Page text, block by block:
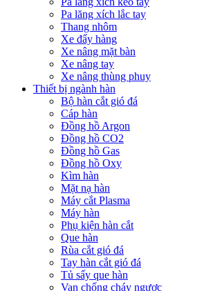
Pa lăng xích lắc tay
Thang nhôm
Xe đẩy hàng
Xe nâng mặt bàn
Xe nâng tay
Xe nâng thùng phuy
Thiết bị ngành hàn
Bộ hàn cắt gió đá
Cáp hàn
Đồng hồ Argon
Đồng hồ CO2
Đồng hồ Gas
Đồng hồ Oxy
Kìm hàn
Mặt nạ hàn
Máy cắt Plasma
Máy hàn
Phụ kiện hàn cắt
Que hàn
Rùa cắt gió đá
Tay hàn cắt gió đá
Tủ sấy que hàn
Van chống cháy ngược